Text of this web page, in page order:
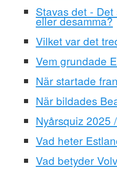
Stavas det -
eller desamma?
Vilket var det
Vem grundade
När startade
När bildades
Nyårsquiz 2025
Vad heter
Vad betyder